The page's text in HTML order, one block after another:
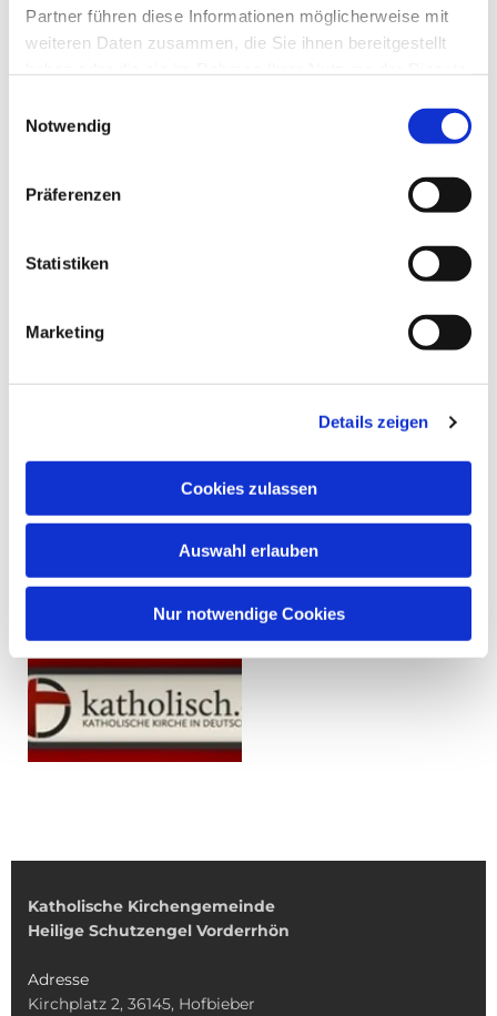
Partner führen diese Informationen möglicherweise mit
weiteren Daten zusammen, die Sie ihnen bereitgestellt
Notwendig
Präferenzen
Statistiken
Marketing
Details zeigen
Cookies zulassen
Auswahl erlauben
Nur notwendige Cookies
Katholische Kirchengemeinde
Heilige Schutzengel Vorderrhön
Adresse
Kirchplatz 2, 36145, Hofbieber